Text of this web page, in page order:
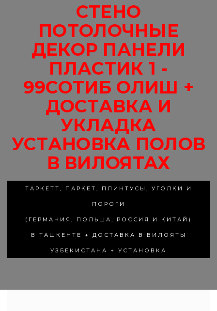
СТЕНО
ПОТОЛОЧНЫЕ
ДЕКОР ПАНЕЛИ
ПЛАСТИК 1 -
99СОТИБ ОЛИШ +
ДОСТАВКА И
УКЛАДКА
УСТАНОВКА ПОЛОВ
В ВИЛОЯТАХ
ТАРКЕТТ, ПАРКЕТ, ПЛИНТУСЫ, УГОЛКИ И
ПОРОГИ
(ГЕРМАНИЯ, ПОЛЬША, РОССИЯ И КИТАЙ)
В ТАШКЕНТЕ + ДОСТАВКА В ВИЛОЯТЫ
УЗБЕКИСТАНА + УСТАНОВКА